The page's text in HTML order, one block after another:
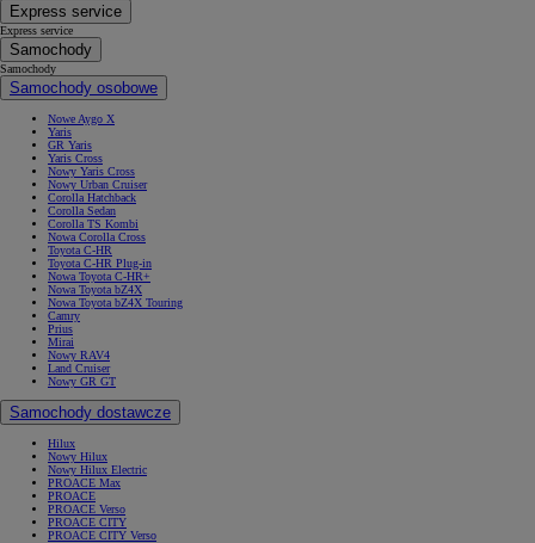
Express service
Express service
Samochody
Samochody
Samochody osobowe
Nowe Aygo X
Yaris
GR Yaris
Yaris Cross
Nowy Yaris Cross
Nowy Urban Cruiser
Corolla Hatchback
Corolla Sedan
Corolla TS Kombi
Nowa Corolla Cross
Toyota C-HR
Toyota C-HR Plug-in
Nowa Toyota C-HR+
Nowa Toyota bZ4X
Nowa Toyota bZ4X Touring
Camry
Prius
Mirai
Nowy RAV4
Land Cruiser
Nowy GR GT
Samochody dostawcze
Hilux
Nowy Hilux
Nowy Hilux Electric
PROACE Max
PROACE
PROACE Verso
PROACE CITY
PROACE CITY Verso